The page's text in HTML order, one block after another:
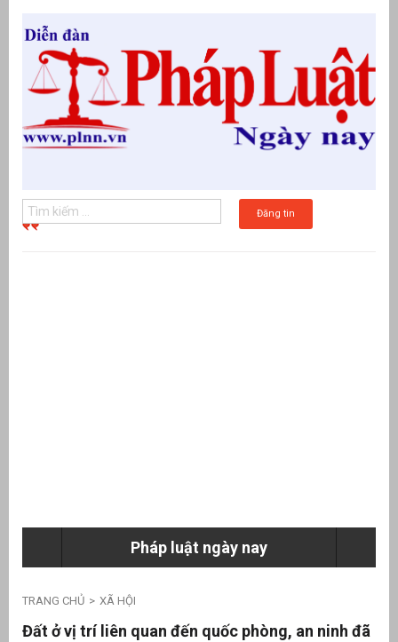
Đăng tin
Pháp luật ngày nay
TRANG CHỦ XÃ HỘI
Đất ở vị trí liên quan đến quốc phòng, an ninh đã